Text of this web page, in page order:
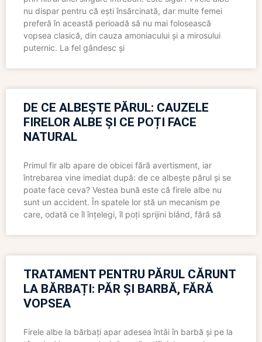
nu dispar pentru că ești însărcinată, dar multe femei
preferă în această perioadă să nu mai folosească
vopsea clasică, din cauza amoniacului și a mirosului
puternic. La fel gândesc și
DE CE ALBEȘTE PĂRUL: CAUZELE
FIRELOR ALBE ȘI CE POȚI FACE
NATURAL
Primul fir alb apare de obicei fără avertisment, iar
întrebarea vine imediat după: de ce albește părul și se
poate face ceva? Vestea bună este că firele albe nu
sunt un accident. În spatele lor stă un mecanism pe
care, odată ce îl înțelegi, îl poți sprijini blând, fără să
TRATAMENT PENTRU PĂRUL CĂRUNT
LA BĂRBAȚI: PĂR ȘI BARBĂ, FĂRĂ
VOPSEA
Firele albe la bărbați apar adesea întâi în barbă și pe la